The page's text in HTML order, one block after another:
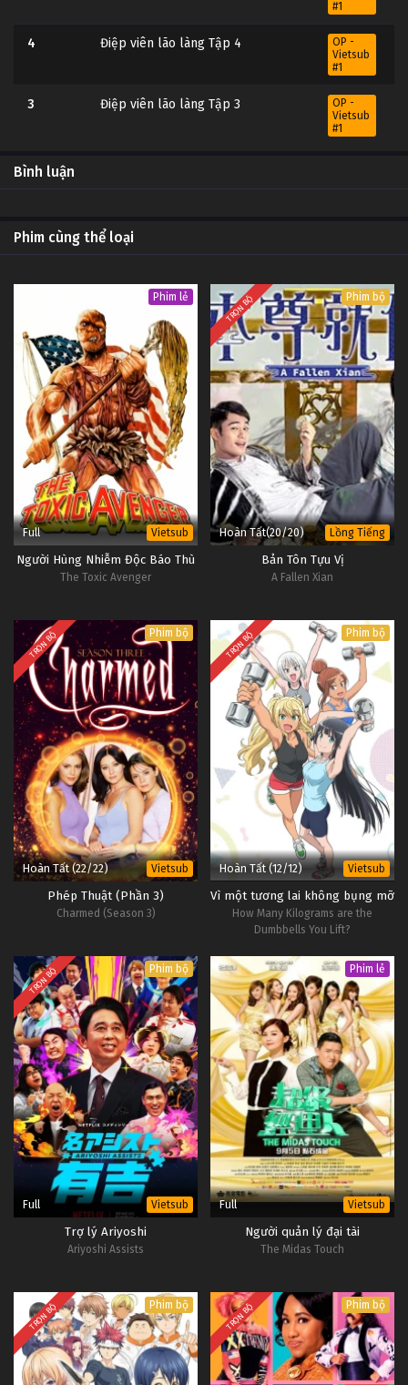
#1
4 Điệp viên lão làng Tập 4
OP -
Vietsub
#1
3 Điệp viên lão làng Tập 3
OP -
Vietsub
#1
2
#1
Điệp viên lão làng Tập 1
Bình luận
Phim cùng thể loại
Phim lẻ
Full Vietsub
Người Hùng Nhiễm Độc Báo Thù
The Toxic Avenger
TRỌN BỘ Phim bộ
Hoàn Tất(20/20) Lồng Tiếng
Bản Tôn Tựu Vị
A Fallen Xian
TRỌN BỘ Phim bộ
Hoàn Tất (22/22) Vietsub
Phép Thuật (Phần 3)
Charmed (Season 3)
TRỌN BỘ Phim bộ
Hoàn Tất (12/12) Vietsub
Vì một tương lai không bụng mỡ
How Many Kilograms are the
Dumbbells You Lift?
TRỌN BỘ Phim bộ
Full Vietsub
Trợ lý Ariyoshi
Ariyoshi Assists
Phim lẻ
Full Vietsub
Người quản lý đại tài
The Midas Touch
TRỌN BỘ Phim bộ TRỌN BỘ Phim bộ